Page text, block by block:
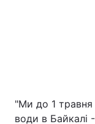
"Ми до 1 травня
води в Байкалі